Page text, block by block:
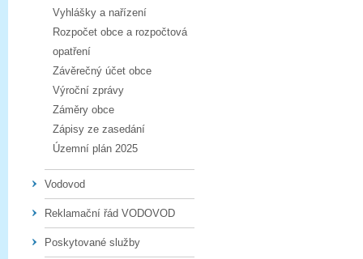
Vyhlášky a nařízení
Rozpočet obce a rozpočtová
opatření
Závěrečný účet obce
Výroční zprávy
Záměry obce
Zápisy ze zasedání
Územní plán 2025
Vodovod
Reklamační řád VODOVOD
Poskytované služby